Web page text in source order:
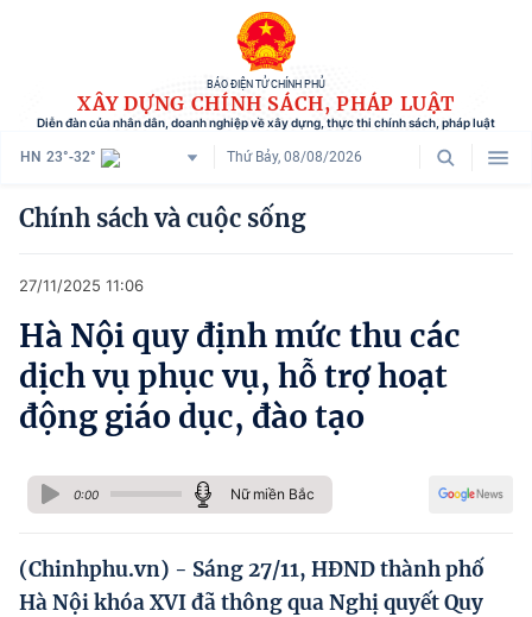
BÁO ĐIỆN TỬ CHÍNH PHỦ
XÂY DỰNG CHÍNH SÁCH, PHÁP LUẬT
Diễn đàn của nhân dân, doanh nghiệp về xây dựng, thực thi chính sách, pháp luật
HN 23°-32° Thứ Bảy, 08/08/2026
Danh mục
Tham vấn chính sách
Người dân góp ý
Chính sách và cuộc sống
Phát triển kinh tế tư nhân và doanh nghiệp dân tộc
Chính sách và cuộc sống
27/11/2025 11:06
Hà Nội quy định mức thu các
dịch vụ phục vụ, hỗ trợ hoạt
động giáo dục, đào tạo
0:00 Nữ miền Bắc
(Chinhphu.vn) - Sáng 27/11, HĐND thành phố
Hà Nội khóa XVI đã thông qua Nghị quyết Quy